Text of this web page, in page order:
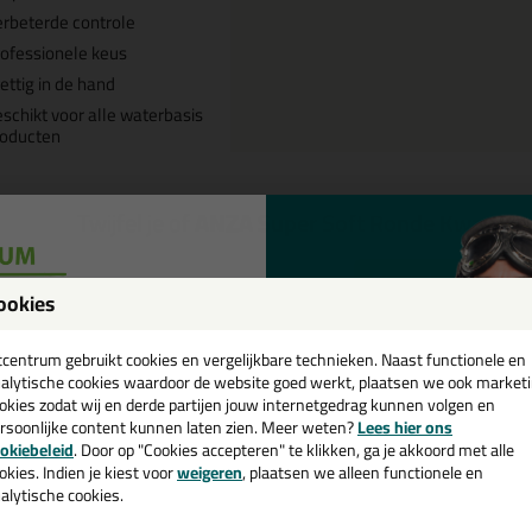
controle
keus
in de hand
voor alle waterbasis
ANZA Super Soft Ronde Kwast
Start de check
Omschrijving
Super Soft Ronde Kwast
de ANZA Super Soft Ronde Kwast in nr.16 (28mm breed) vandaag
gebruikt cookies en vergelijkbare technieken. Naast functionele en
cookies waardoor de website goed werkt, plaatsen we ook
zodat wij en derde partijen jouw internetgedrag kunnen volgen en
content kunnen laten zien. Meer weten?Lees hier ons
. Door op "Cookies accepteren" te klikken, ga je akkoord met alle
Indien je kiest voorweigeren, plaatsen we alleen functionele en
cookies.
💚
en ontvang een
€35,-bij je eerste bestelling!